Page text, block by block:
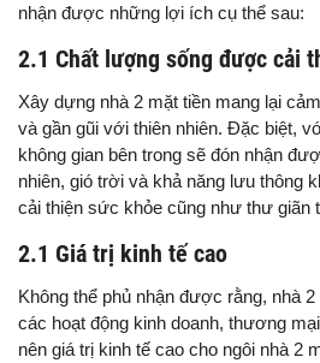
nhận được những lợi ích cụ thể sau:
2.1 Chất lượng sống được cải
Xây dựng nhà 2 mặt tiền mang lại
và gần gũi với thiên nhiên. Đặc biệt,
không gian bên trong sẽ đón nhận
nhiên, gió trời và khả năng lưu thông
cải thiện sức khỏe cũng như thư giãn
2.1 Giá trị kinh tế cao
Không thể phủ nhận được rằng, nhà
các hoạt động kinh doanh, thương
nên giá trị kinh tế cao cho ngôi nhà 2